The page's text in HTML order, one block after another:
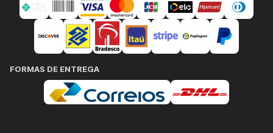
FORMAS DE ENTREGA